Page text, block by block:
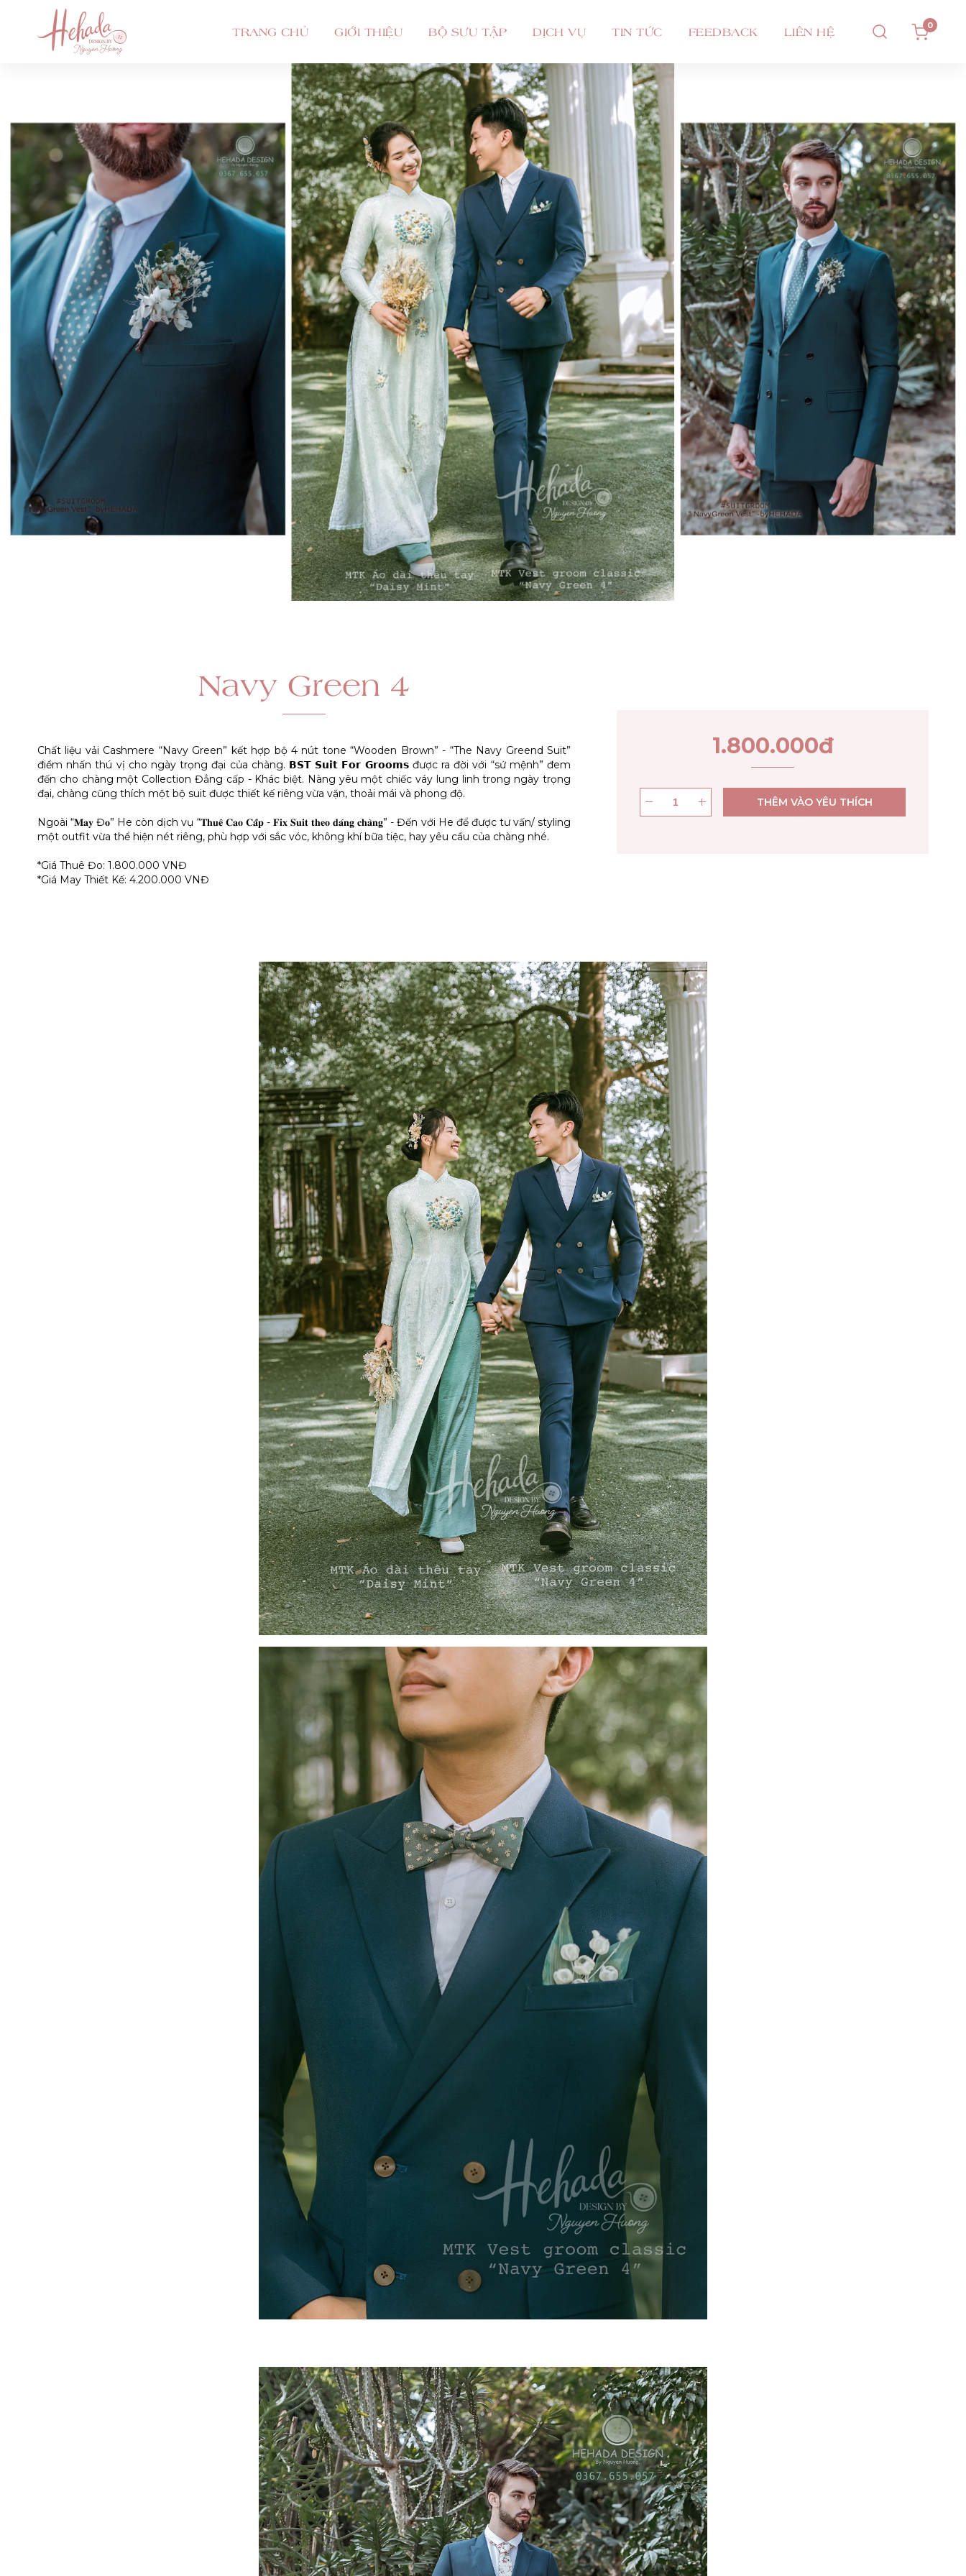
TRANG CHỦ GIỚI THIỆU BỘ SƯU TẬP DỊCH VỤ TIN TỨC FEEDBACK LIÊN HỆ 0
Navy Green 4
Chất liệu vải Cashmere “Navy Green” kết hợp bộ 4 nút tone “Wooden Brown” - “The Navy Greend Suit”
điểm nhấn thú vị cho ngày trọng đại của chàng. 𝗕𝗦𝗧 𝗦𝘂𝗶𝘁 𝗙𝗼𝗿 𝗚𝗿𝗼𝗼𝗺𝘀 được ra đời với “sứ mệnh” đem
đến cho chàng một Collection Đẳng cấp - Khác biệt. Nàng yêu một chiếc váy lung linh trong ngày trọng
đại, chàng cũng thích một bộ suit được thiết kế riêng vừa vặn, thoải mái và phong độ.
Ngoài “𝐌𝐚𝐲 Đ𝐨” He còn dịch vụ “𝐓𝐡𝐮𝐞̂ 𝐂𝐚𝐨 𝐂𝐚̂́𝐩 - 𝐅𝐢𝐱 𝐒𝐮𝐢𝐭 𝐭𝐡𝐞𝐨 𝐝𝐚́𝐧𝐠 𝐜𝐡𝐚̀𝐧𝐠” - Đến với He để được tư vấn/ styling
một outfit vừa thể hiện nét riêng, phù hợp với sắc vóc, không khí bữa tiệc, hay yêu cầu của chàng nhé.
*Giá Thuê Đo: 1.800.000 VNĐ
1.800.000đ
THÊM VÀO YÊU THÍCH